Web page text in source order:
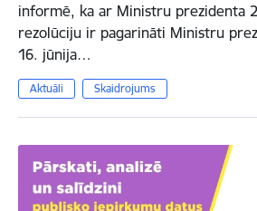
informē, ka ar Ministru prezidenta
rezolūciju ir pagarināti Ministru
16. jūnija…
Aktuāli Skaidrojums